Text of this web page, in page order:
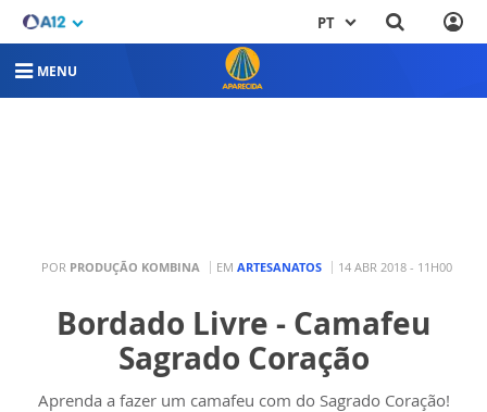
PT
MENU
POR PRODUÇÃO KOMBINA EM ARTESANATOS 14 ABR 2018 - 11H00
Bordado Livre - Camafeu
Sagrado Coração
Aprenda a fazer um camafeu com do Sagrado Coração!